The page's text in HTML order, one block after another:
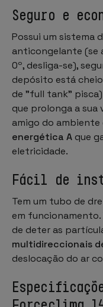
Seguro e
Possui um sistema
anticongelante (se
0º, desliga-se),
depósito está
de "full tank" pisca)
que prolonga a sua
amigo do ambiente
energética A que
eletricidade.
Fácil de
Tem um tubo de
em funcionamento.
de deter as
multidireccionais
deslocação do ar